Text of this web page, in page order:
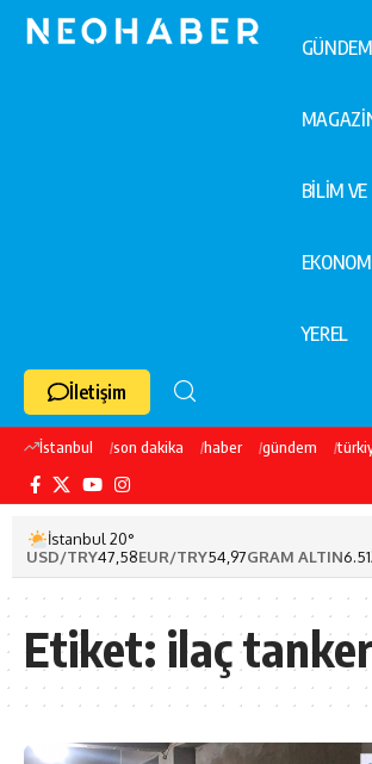
GÜNDEM
BİLİM VE
YEREL
İletişim
İstanbul son dakika haber gündem
İstanbul 20°
USD/TRY47,58EUR/TRY54,97GRAM ALTIN
Etiket: ilaç